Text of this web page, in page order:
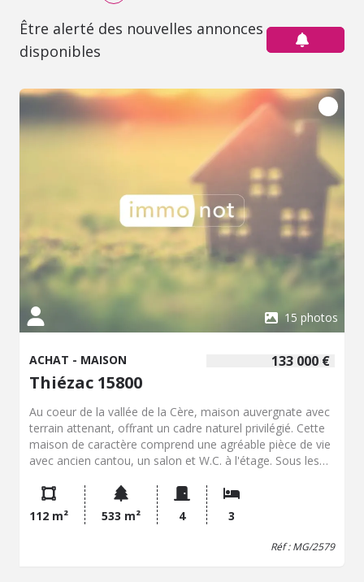
Être alerté des nouvelles annonces
disponibles
15 photos
133 000 €
ACHAT - MAISON
Thiézac 15800
Au coeur de la vallée de la Cère, maison auvergnate avec
terrain attenant, offrant un cadre naturel privilégié. Cette
maison de caractère comprend une agréable pièce de vie
avec ancien cantou, un salon et W.C. à l'étage. Sous les
salle d'eau avec W.C. Deux chambres supplémentaires,
accessibles uniquement par l'extérieur, restent à terminer
et offrent un beau potentiel d'aménagement. Une
extension comprend une pièce à aménager selon vos
112 m² 533 m² 4 3
Réf : MG/2579